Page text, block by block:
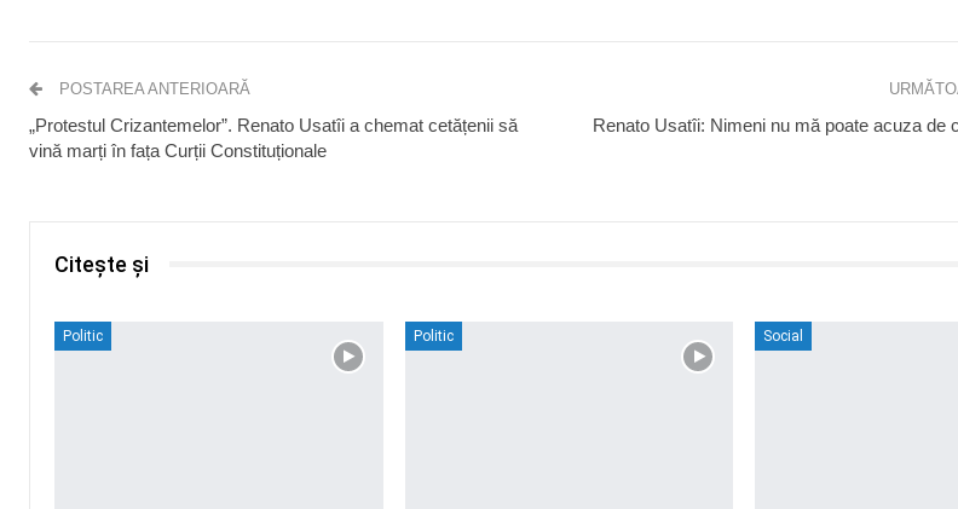
POSTAREA ANTERIOARĂ
„Protestul Crizantemelor”. Renato Usatîi a chemat cetățenii să
vină marți în fața Curții Constituționale
Renato Usatîi: Nimeni nu mă poate acuza de
Citește și
Politic Politic Social